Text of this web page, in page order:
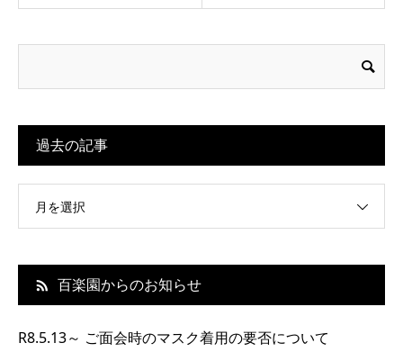
過去の記事
月を選択
百楽園からのお知らせ
R8.5.13～ ご面会時のマスク着用の要否について